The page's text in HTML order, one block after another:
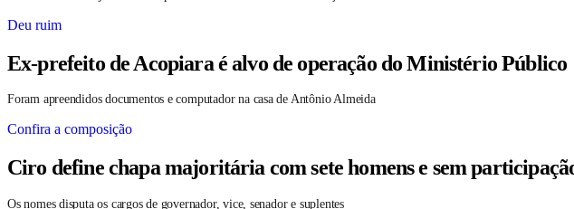
Deu ruim
Ex-prefeito de Acopiara é alvo de operação do Ministério Público
Foram apreendidos documentos e computador na casa de Antônio Almeida
Confira a composição
Ciro define chapa majoritária com sete homens e sem
Os nomes disputa os cargos de governador, vice, senador e suplentes